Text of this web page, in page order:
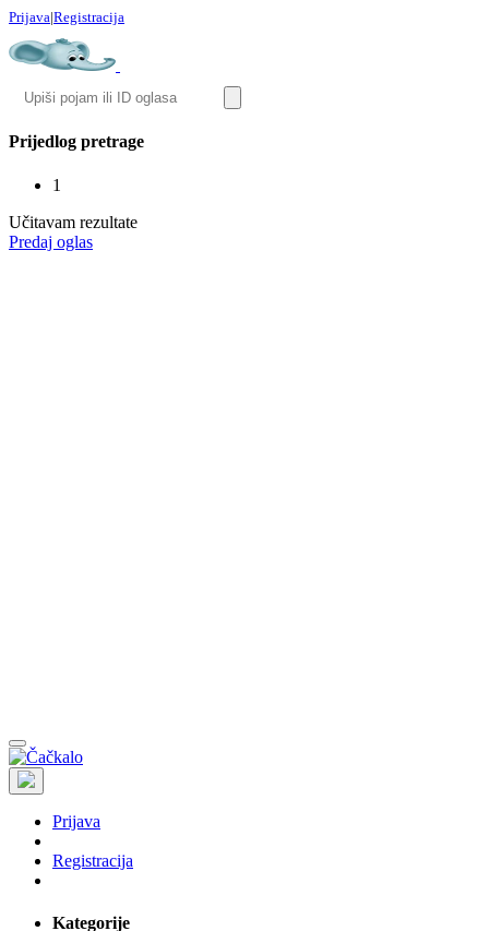
Prijava|Registracija
Prijedlog pretrage
1
Učitavam rezultate
Predaj oglas
Prijava
Registracija
Kategorije